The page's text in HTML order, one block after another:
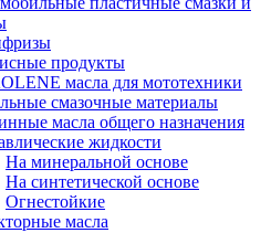
продукты
масла для мототехники
смазочные материалы
масла общего назначения
жидкости
На минеральной основе
На синтетической основе
Огнестойкие
масла